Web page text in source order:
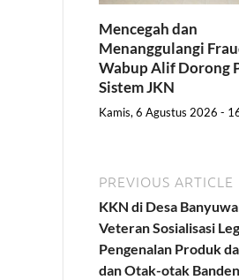
Mencegah dan
Menanggulangi
Wabup Alif Dorong
Sistem JKN
Kamis, 6 Agustus 2026 -
PREVIOUS ARTICLE
KKN di Desa
Veteran Sosialisasi
Pengenalan Produk
dan Otak-otak